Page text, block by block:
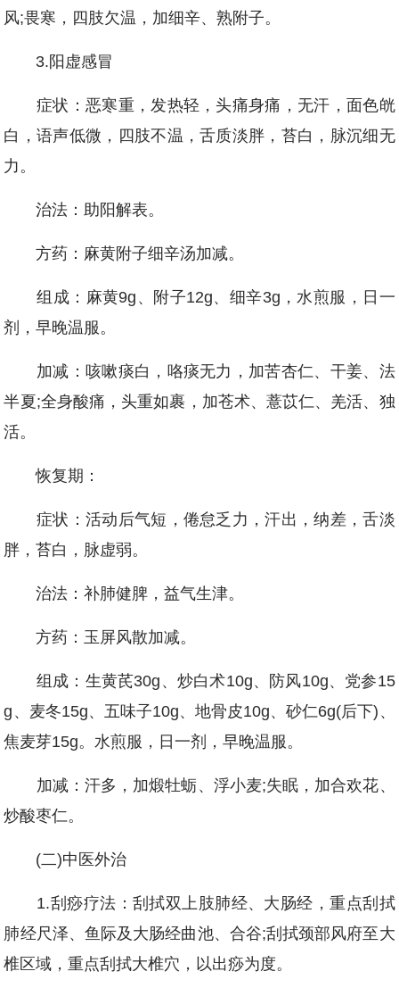
风;畏寒，四肢欠温，加细辛、熟附子。
3.阳虚感冒
症状：恶寒重，发热轻，头痛身痛，无汗，面色㿠
白，语声低微，四肢不温，舌质淡胖，苔白，脉沉细无
力。
治法：助阳解表。
方药：麻黄附子细辛汤加减。
组成：麻黄9g、附子12g、细辛3g，水煎服，日一
剂，早晚温服。
加减：咳嗽痰白，咯痰无力，加苦杏仁、干姜、法
半夏;全身酸痛，头重如裹，加苍术、薏苡仁、羌活、独
活。
恢复期：
症状：活动后气短，倦怠乏力，汗出，纳差，舌淡
胖，苔白，脉虚弱。
治法：补肺健脾，益气生津。
方药：玉屏风散加减。
组成：生黄芪30g、炒白术10g、防风10g、党参15
g、麦冬15g、五味子10g、地骨皮10g、砂仁6g(后下)、
焦麦芽15g。水煎服，日一剂，早晚温服。
加减：汗多，加煅牡蛎、浮小麦;失眠，加合欢花、
炒酸枣仁。
(二)中医外治
1.刮痧疗法：刮拭双上肢肺经、大肠经，重点刮拭
肺经尺泽、鱼际及大肠经曲池、合谷;刮拭颈部风府至大
椎区域，重点刮拭大椎穴，以出痧为度。